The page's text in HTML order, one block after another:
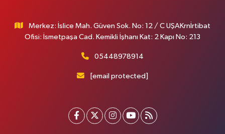
Merkez: İslice Mah. Güven Sok. No: 12 / C UŞAKrnİrtibat
Ofisi: İsmetpaşa Cad. Kemikli İşhanı Kat: 2 Kapı No: 213
05448978914
[email protected]